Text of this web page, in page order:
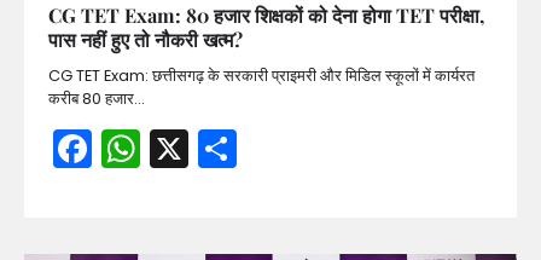
CG TET Exam: 80 हजार शिक्षकों को देना होगा TET परीक्षा,
पास नहीं हुए तो नौकरी खत्म?
CG TET Exam: छत्तीसगढ़ के सरकारी प्राइमरी और मिडिल स्कूलों में कार्यरत
करीब 80 हजार…
Facebook
WhatsApp
X